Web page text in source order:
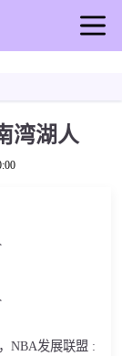
湾湖人
NBA发展联盟 :